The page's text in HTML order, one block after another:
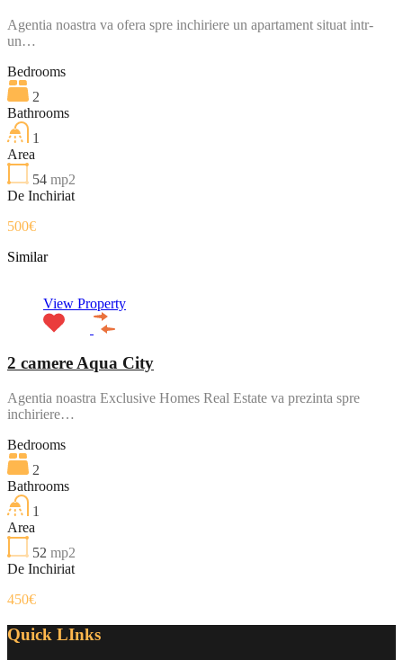
Agentia noastra va ofera spre inchiriere un apartament situat intr-
un…
Bedrooms
2
Bathrooms
1
Area
54 mp2
De Inchiriat
500€
Similar
View Property
2 camere Aqua City
Agentia noastra Exclusive Homes Real Estate va prezinta spre
inchiriere…
Bedrooms
2
Bathrooms
1
Area
52 mp2
De Inchiriat
450€
Quick LInks